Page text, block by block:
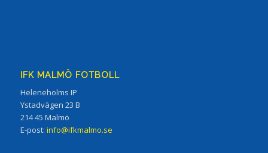
IFK MALMÖ FOTBOLL
Heleneholms IP
Ystadvägen 23 B
214 45 Malmö
E-post: info@ifkmalmo.se